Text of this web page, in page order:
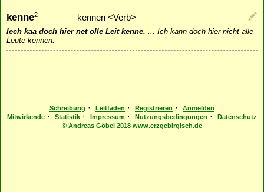
kenne2 kennen <Verb>
Iech kaa doch hier net olle Leit kenne. ... Ich kann doch hier nicht alle
Leute kennen.
Schreibung · Leitfaden · Registrieren ·
Anmelden
Mitwirkende · Statistik · Impressum · Nutzungsbedingungen ·
Datenschutz
© Andreas Göbel 2018 www.erzgebirgisch.de